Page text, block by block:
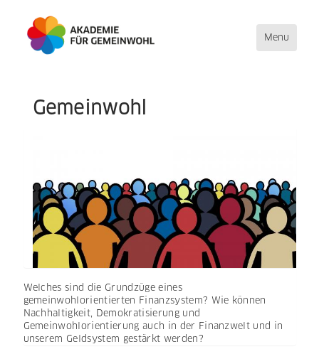
Toggle
navigation
Menu
Gemeinwohl
Welches sind die Grundzüge eines
gemeinwohlorientierten Finanzsystem? Wie können
Nachhaltigkeit, Demokratisierung und
Gemeinwohlorientierung auch in der Finanzwelt und in
unserem Geldsystem gestärkt werden?